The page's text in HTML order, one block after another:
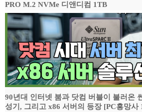
PRO M.2 NVMe 디앤디컴 1TB
90년대 인터넷 붐과 닷컴 버블이 불러온
성기, 그리고 x86 서버의 등장 [PC흥망사